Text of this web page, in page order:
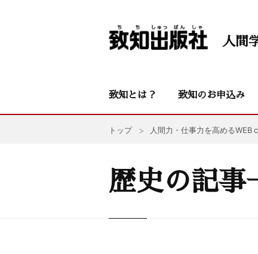
人間
致知とは？ 致知のお申込み
トップ 人間力・仕事力を高めるWEB
歴史の記事